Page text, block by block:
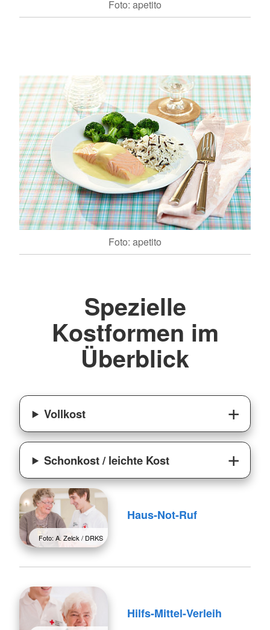
Foto: apetito
Foto: apetito
Spezielle
Kostformen im
Überblick
Vollkost
Schonkost / leichte Kost
Foto: A. Zelck / DRKS
Haus-Not-Ruf
Hilfs-Mittel-Verleih